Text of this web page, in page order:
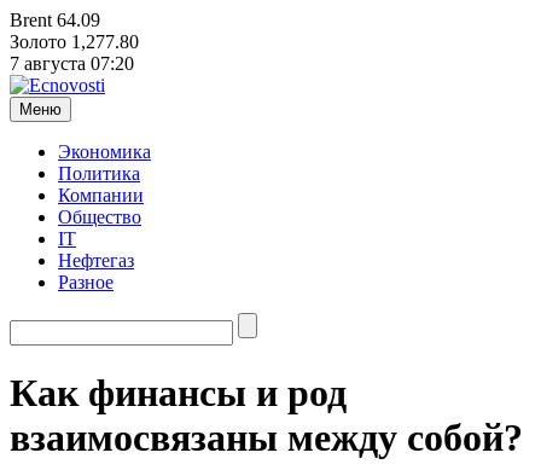
Brent 64.09
Золото 1,277.80
7 августа 07:20
Меню
Экономика
Политика
Компании
Общество
IT
Нефтегаз
Разное
Как финансы и род
взаимосвязаны между собой?